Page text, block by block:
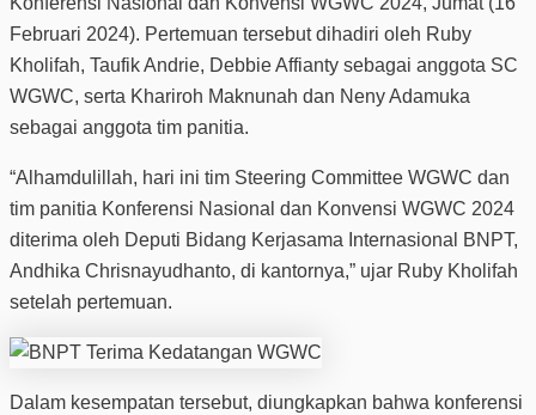
Februari 2024). Pertemuan tersebut dihadiri oleh Ruby
Kholifah, Taufik Andrie, Debbie Affianty sebagai anggota SC
WGWC, serta Khariroh Maknunah dan Neny Adamuka
sebagai anggota tim panitia.
“Alhamdulillah, hari ini tim Steering Committee WGWC dan
tim panitia Konferensi Nasional dan Konvensi WGWC 2024
diterima oleh Deputi Bidang Kerjasama Internasional BNPT,
Andhika Chrisnayudhanto, di kantornya,” ujar Ruby Kholifah
setelah pertemuan.
Dalam kesempatan tersebut, diungkapkan bahwa konferensi